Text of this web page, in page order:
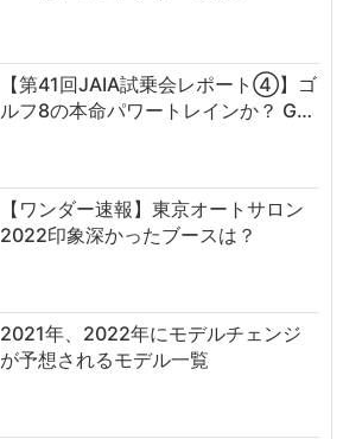
【第41回JAIA試乗会レポート④】ゴ
ルフ8の本命パワートレインか？ G…
【ワンダー速報】東京オートサロン
2022印象深かったブースは？
2021年、2022年にモデルチェンジ
が予想されるモデル一覧